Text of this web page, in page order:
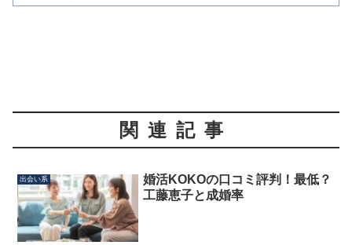
関連記事
出会い系
婚活KOKOの口コミ評判！最低？
工藤恵子と成婚率